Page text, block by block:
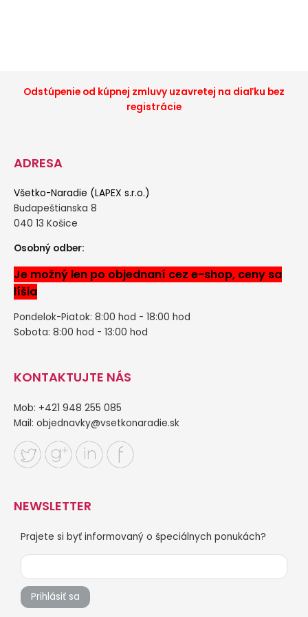
Odstúpenie od kúpnej zmluvy uzavretej na diaľku bez
registrácie
ADRESA
Všetko-Naradie (LAPEX s.r.o.)
Budapeštianska 8
040 13 Košice
Osobný odber:
Je možný len po objednaní cez e-shop, ceny sa
líšia
Pondelok-Piatok: 8:00 hod - 18:00 hod
Sobota: 8:00 hod - 13:00 hod
KONTAKTUJTE NÁS
Mob: +421 948 255 085
Mail: objednavky@vsetkonaradie.sk
NEWSLETTER
Prajete si byť informovaný o špeciálnych ponukách?
Prihlásiť sa